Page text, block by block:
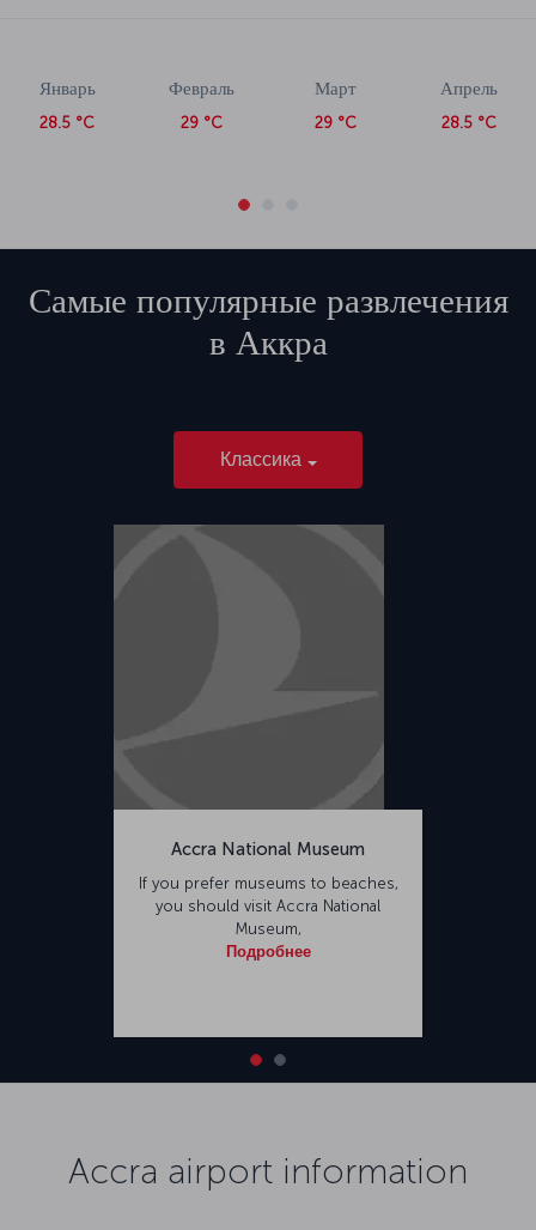
Январь
28.5 °C
Февраль
29 °C
Март
29 °C
Апрель
28.5 °C
Самые популярные развлечения
в Аккра
Классика
Accra National Museum
If you prefer museums to beaches,
you should visit Accra National
Museum,
Подробнее
Accra airport information